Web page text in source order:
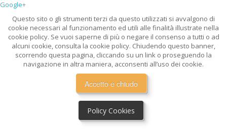
Google+
Questo sito o gli strumenti terzi da questo utilizzati si avvalgono di
cookie necessari al funzionamento ed utili alle finalità illustrate nella
cookie policy. Se vuoi saperne di più o negare il consenso a tutti o ad
alcuni cookie, consulta la cookie policy. Chiudendo questo banner,
scorrendo questa pagina, cliccando su un link o proseguendo la
navigazione in altra maniera, acconsenti all’uso dei cookie.
Accetto e chiudo
Policy Cookies